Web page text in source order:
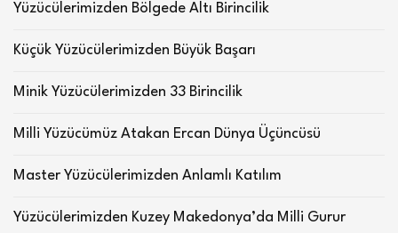
Yüzücülerimizden Bölgede Altı Birincilik
Küçük Yüzücülerimizden Büyük Başarı
Minik Yüzücülerimizden 33 Birincilik
Milli Yüzücümüz Atakan Ercan Dünya Üçüncüsü
Master Yüzücülerimizden Anlamlı Katılım
Yüzücülerimizden Kuzey Makedonya’da Milli Gurur